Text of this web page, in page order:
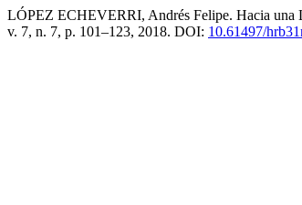
LÓPEZ ECHEVERRI, Andrés Felipe. Hacia una
v. 7, n. 7, p. 101–123, 2018. DOI: 10.61497/